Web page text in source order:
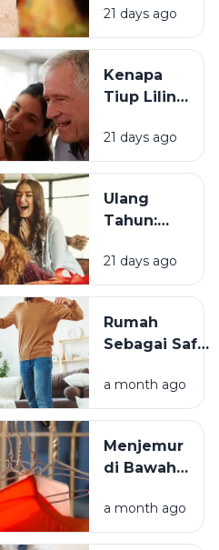
Tradisi Ini
Berawal?
21 days ago
Kenapa
Tiup Lilin
Tradisi
Saat Ulang
21 days ago
Ulang
Tahun:
Momen
Bertambah
Terasa
Istimewa?
21 days ago
Rumah
Sebagai Safe
Mengapa
Lingkungan
Tinggal yang
Bersih
Kesejahteraan
Kita?
a month ago
Menjemur
di Bawah
atau Di
Tempat
a month ago